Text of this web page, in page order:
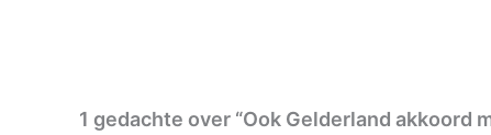
1 gedachte over “Ook Gelderland akkoord